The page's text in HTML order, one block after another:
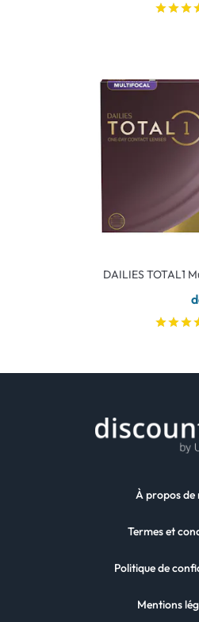
DAILIES TOTAL1
À propos de
Termes et
Politique de
Mentions